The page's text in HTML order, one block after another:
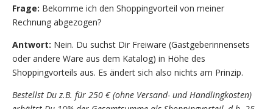
Frage: Bekomme ich den Shoppingvorteil von meiner
Rechnung abgezogen?
Antwort: Nein. Du suchst Dir Freiware (Gastgeberinnensets
oder andere Ware aus dem Katalog) in Höhe des
Shoppingvorteils aus. Es ändert sich also nichts am Prinzip.
Bestellst Du z.B. für 250 € (ohne Versand- und Handlingkosten)